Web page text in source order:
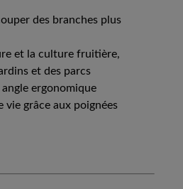
des branches plus
et la culture fruitière,
et des parcs
ergonomique
vie grâce aux poignées